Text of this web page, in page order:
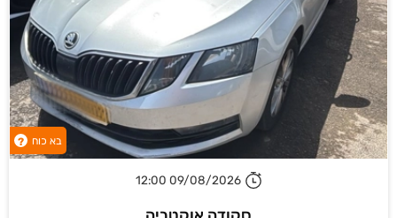
בא כוח ?
09/08/2026 12:00